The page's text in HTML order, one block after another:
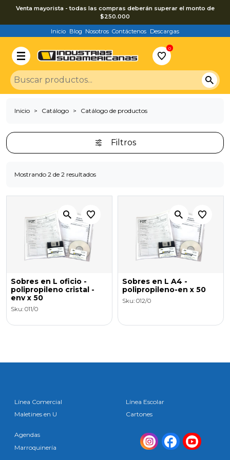
Venta mayorista - todas las compras deberán superar el monto de
$250.000
Inicio Blog Nosotros Contáctenos Descargas
0
Inicio Catálogo Catálogo de productos
Filtros
Mostrando 2 de 2 resultados
Sobres en L oficio -
polipropileno cristal -
env x 50
Sku: 011/0
Sobres en L A4 -
polipropileno-en x 50
Sku: 012/0
Línea Comercial
Maletines en U
Línea Escolar
Cartones
Agendas
Marroquinería